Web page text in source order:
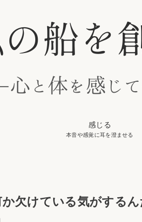
感じる
本音や感覚に耳を澄ませる
欠けている気がするん